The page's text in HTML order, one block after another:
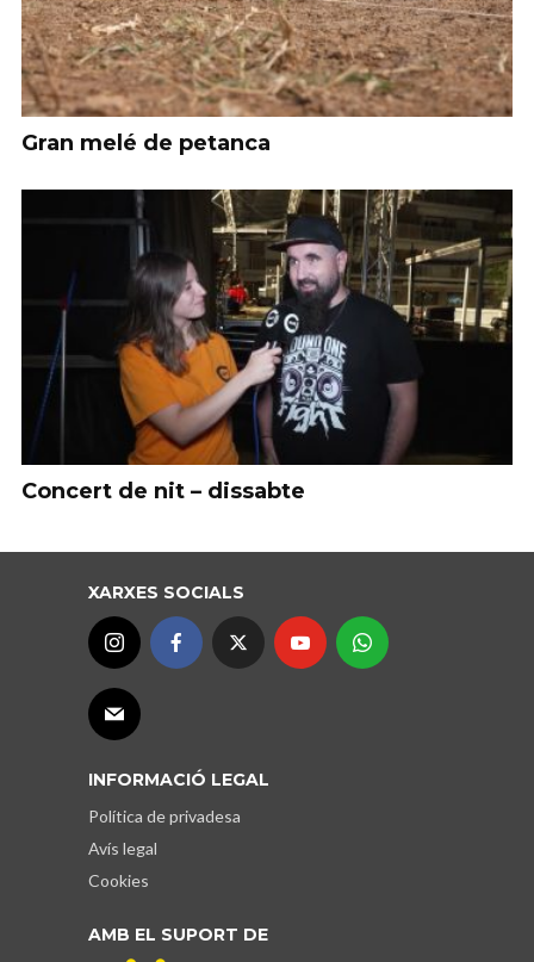
Gran melé de petanca
Concert de nit – dissabte
XARXES SOCIALS
INFORMACIÓ LEGAL
Política de privadesa
Avís legal
Cookies
AMB EL SUPORT DE